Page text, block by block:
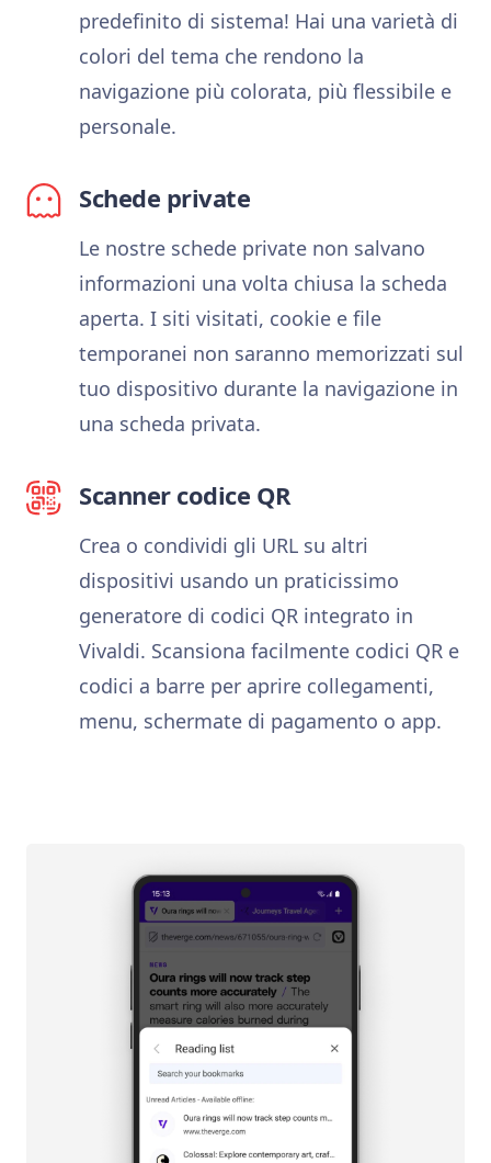
predefinito di sistema! Hai una varietà di
colori del tema che rendono la
navigazione più colorata, più flessibile e
personale.
Schede private
Le nostre schede private non salvano
informazioni una volta chiusa la scheda
aperta. I siti visitati, cookie e file
temporanei non saranno memorizzati sul
tuo dispositivo durante la navigazione in
una scheda privata.
Scanner codice QR
Crea o condividi gli URL su altri
dispositivi usando un praticissimo
generatore di codici QR integrato in
Vivaldi. Scansiona facilmente codici QR e
codici a barre per aprire collegamenti,
menu, schermate di pagamento o app.